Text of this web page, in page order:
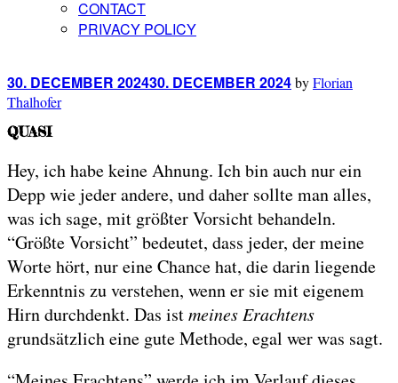
CONTACT
PRIVACY POLICY
Posted
on
30. DECEMBER 202430. DECEMBER 2024byFlorian
Thalhofer
QUASI
Hey, ich habe keine Ahnung. Ich bin auch nur ein
Depp wie jeder andere, und daher sollte man alles,
was ich sage, mit größter Vorsicht behandeln.
“Größte Vorsicht” bedeutet, dass jeder, der meine
Worte hört, nur eine Chance hat, die darin liegende
Erkenntnis zu verstehen, wenn er sie mit eigenem
Hirn durchdenkt. Das istmeines Erachtens
grundsätzlich eine gute Methode, egal wer was sagt.